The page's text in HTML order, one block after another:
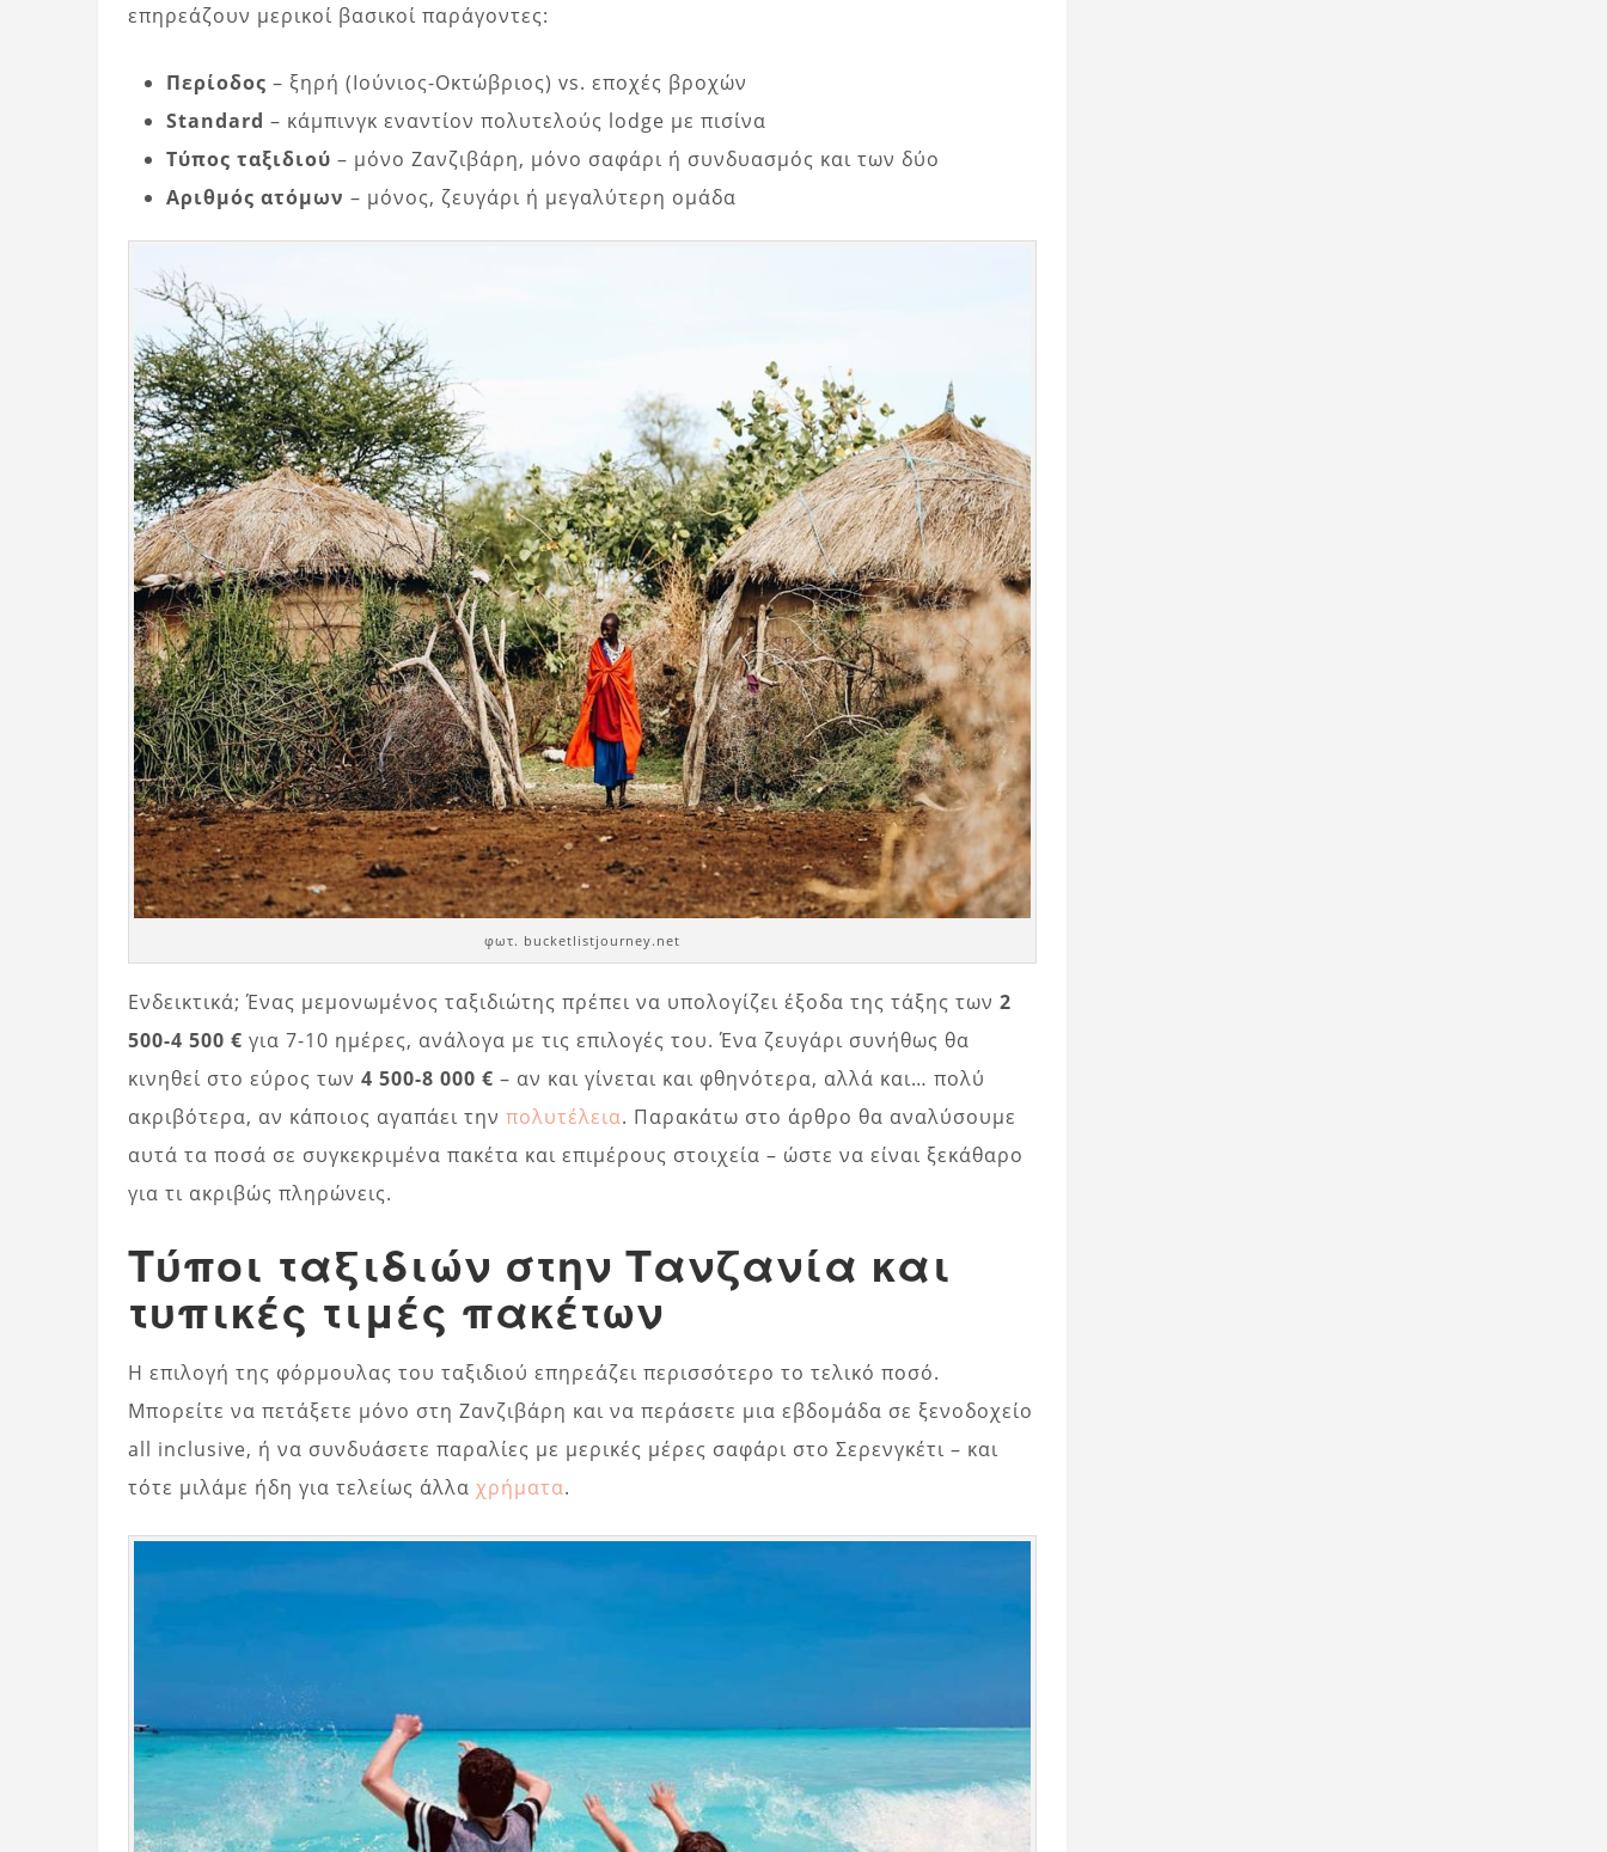
επηρεάζουν μερικοί βασικοί παράγοντες:
Περίοδος – ξηρή (Ιούνιος-Οκτώβριος) vs. εποχές βροχών
Standard – κάμπινγκ εναντίον πολυτελούς lodge με πισίνα
Τύπος ταξιδιού – μόνο Ζανζιβάρη, μόνο σαφάρι ή συνδυασμός και των δύο
Αριθμός ατόμων – μόνος, ζευγάρι ή μεγαλύτερη ομάδα
φωτ. bucketlistjourney.net
Ενδεικτικά; Ένας μεμονωμένος ταξιδιώτης πρέπει να υπολογίζει έξοδα της τάξης των 2
500-4 500 € για 7-10 ημέρες, ανάλογα με τις επιλογές του. Ένα ζευγάρι συνήθως θα
κινηθεί στο εύρος των 4 500-8 000 € – αν και γίνεται και φθηνότερα, αλλά και… πολύ
ακριβότερα, αν κάποιος αγαπάει την πολυτέλεια. Παρακάτω στο άρθρο θα αναλύσουμε
αυτά τα ποσά σε συγκεκριμένα πακέτα και επιμέρους στοιχεία – ώστε να είναι ξεκάθαρο
για τι ακριβώς πληρώνεις.
Τύποι ταξιδιών στην Τανζανία και
τυπικές τιμές πακέτων
Η επιλογή της φόρμουλας του ταξιδιού επηρεάζει περισσότερο το τελικό ποσό.
Μπορείτε να πετάξετε μόνο στη Ζανζιβάρη και να περάσετε μια εβδομάδα σε ξενοδοχείο
all inclusive, ή να συνδυάσετε παραλίες με μερικές μέρες σαφάρι στο Σερενγκέτι – και
τότε μιλάμε ήδη για τελείως άλλα χρήματα.